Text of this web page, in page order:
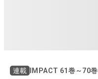
連載 IMPACT 61巻～70巻